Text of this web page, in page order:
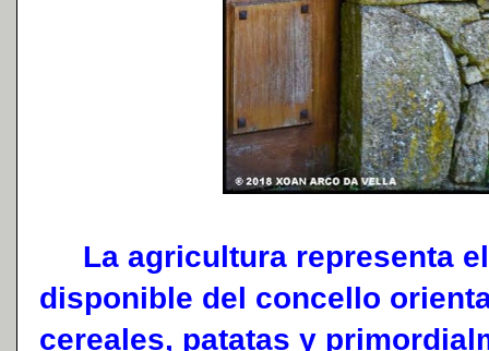
La agricultura representa
disponible del concello
cereales, patatas y